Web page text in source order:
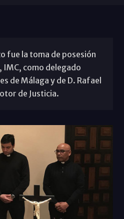
fue la toma de posesión
IMC, como delegado
de Málaga y de D. Rafael
de Justicia.